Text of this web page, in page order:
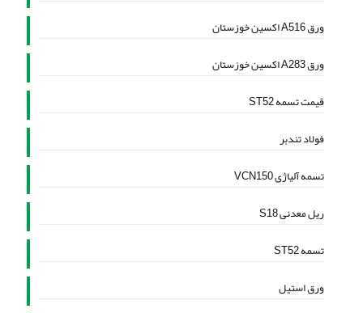
ورق A516 اکسین خوزستان
ورق A283 اکسین خوزستان
قیمت تسمه ST52
فولاد تندبر
تسمه آلیاژی VCN150
ریل معدنی S18
تسمه ST52
ورق استیل